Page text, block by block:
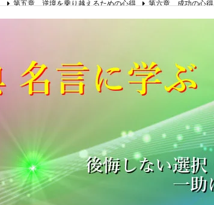
第五章 逆境を乗り越えるための心得 第六章 成功の心得